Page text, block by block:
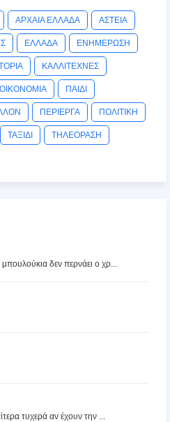
ΑΡΧΑΙΑ ΕΛΛΑΔΑ ΑΣΤΕΙΑ
ΕΛΛΑΔΑ ΕΝΗΜΕΡΩΣΗ
ΚΑΛΛΙΤΕΧΝΕΣ
ΟΙΚΟΝΟΜΙΑ ΠΑΙΔΙ
ΠΕΡΙΕΡΓΑ ΠΟΛΙΤΙΚΗ
ΤΑΞΙΔΙ ΤΗΛΕΟΡΑΣΗ
δεν περνάει ο χρ...
τυχερά αν έχουν την ...